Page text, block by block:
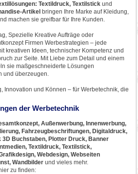
Textildruck, Textilstick und
Artikel bringen Ihre Marke auf Kleidung,
machen sie greifbar für Ihre Kunden.
Spezielle Kreative Aufträge oder
Firmen Werbestrategien – jede
kreativen Ideen, technischer Kompetenz und
zur Seite. Mit Liebe zum Detail und einem
sie maßgeschneiderte Lösungen
und überzeugen.
Innovation und Können – für Werbetechnik, die
der Werbetechnik
Außenwerbung, Innenwerbung,
Fahrzeugbeschriftungen, Digitaldruck,
3D Buchstaben, Plotter Druck, Banner
Textildruck, Textilstick,
Webdesign, Webseiten
Wandbilder und vieles mehr.
zu finden: